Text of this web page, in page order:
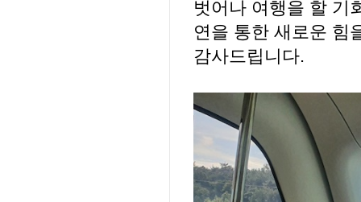
벗어나 여행을 할 기
연을 통한 새로운 힘
감사드립니다.